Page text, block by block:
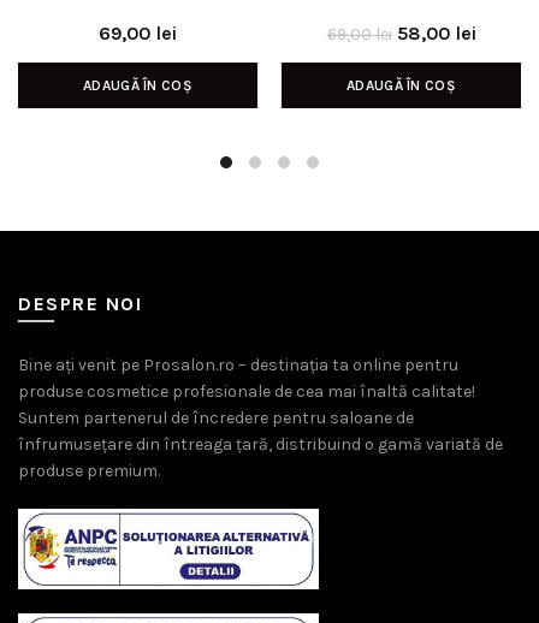
69,00 lei
ADAUGĂ ÎN COȘ
69,00lei Prețul
inițial
a
58,00 leiPrețul
curent
ADAUGĂ ÎN COȘ
DESPRE NOI
Bine ați venit pe Prosalon.ro – destinația ta online pentru
produse cosmetice profesionale de cea mai înaltă calitate!
Suntem partenerul de încredere pentru saloane de
înfrumusețare din întreaga țară, distribuind o gamă variată de
produse premium.